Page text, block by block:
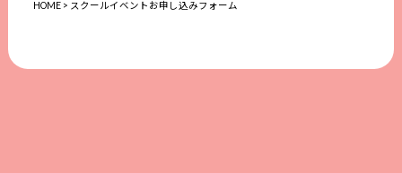
HOME> スクールイベントお申し込みフォーム